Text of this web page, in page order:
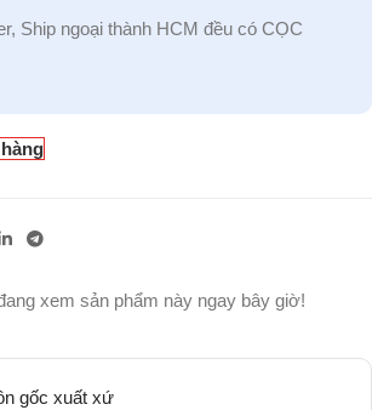
Ship ngoại thành HCM đều có CỌC
xem sản phẩm này ngay bây giờ!
gốc xuất xứ